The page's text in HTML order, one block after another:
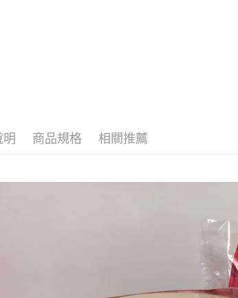
明 商品規格 相關推薦